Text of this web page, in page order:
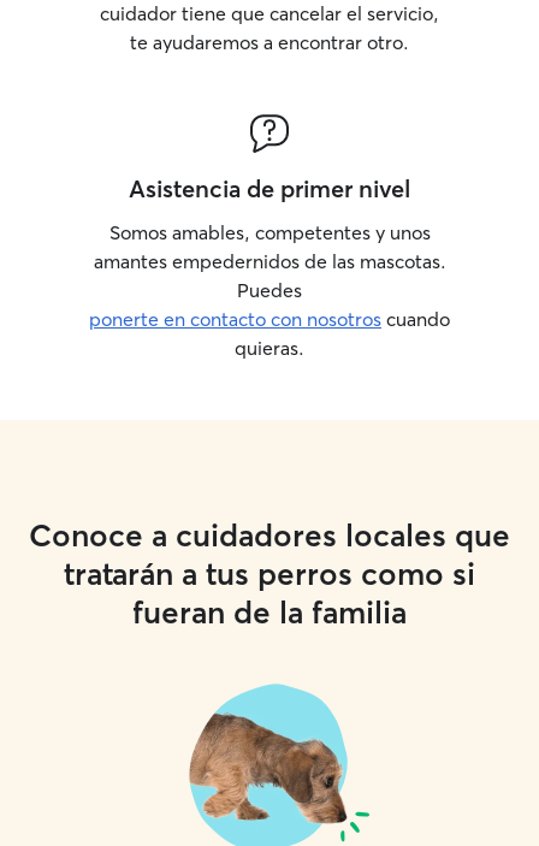
cuidador tiene que cancelar el servicio,
te ayudaremos a encontrar otro.
Asistencia de primer nivel
Somos amables, competentes y unos
amantes empedernidos de las mascotas.
Puedes
ponerte en contacto con nosotros cuando
quieras.
Conoce a cuidadores locales que
tratarán a tus perros como si
fueran de la familia